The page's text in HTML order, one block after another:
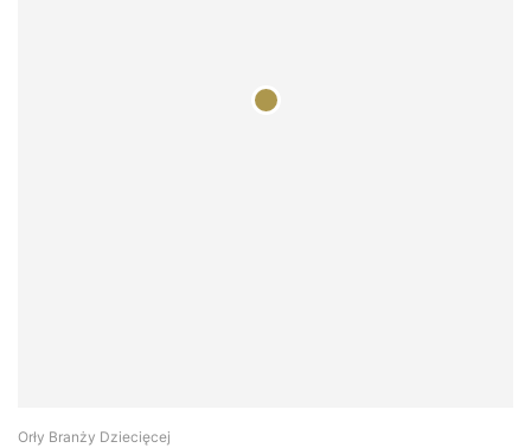
Orły Branży Dziecięcej